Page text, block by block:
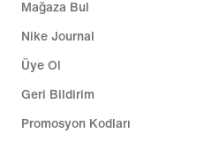
Mağaza Bul
Nike Journal
Üye Ol
Geri Bildirim
Promosyon Kodları